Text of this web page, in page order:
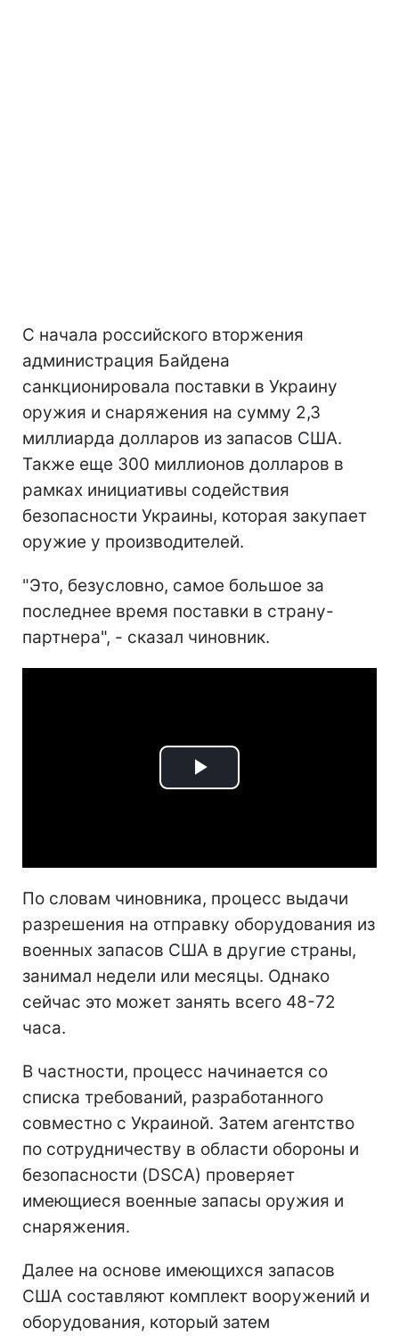
С начала российского вторжения
администрация Байдена
санкционировала поставки в Украину
оружия и снаряжения на сумму 2,3
миллиарда долларов из запасов США.
Также еще 300 миллионов долларов в
рамках инициативы содействия
безопасности Украины, которая закупает
оружие у производителей.
"Это, безусловно, самое большое за
последнее время поставки в страну-
партнера", - сказал чиновник.
Play
По словам чиновника, процесс выдачи
разрешения на отправку оборудования из
военных запасов США в другие страны,
занимал недели или месяцы. Однако
сейчас это может занять всего 48-72
часа.
В частности, процесс начинается со
списка требований, разработанного
совместно с Украиной. Затем агентство
по сотрудничеству в области обороны и
безопасности (DSCA) проверяет
имеющиеся военные запасы оружия и
снаряжения.
Далее на основе имеющихся запасов
США составляют комплект вооружений и
оборудования, который затем